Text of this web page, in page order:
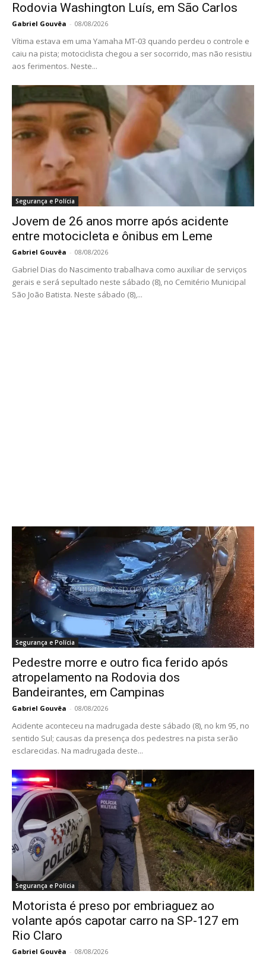
Rodovia Washington Luís, em São Carlos
Gabriel Gouvêa - 08/08/2026
Vítima estava em uma Yamaha MT-03 quando perdeu o controle e
caiu na pista; motociclista chegou a ser socorrido, mas não resistiu
aos ferimentos. Neste...
Segurança e Polícia
Jovem de 26 anos morre após acidente
entre motocicleta e ônibus em Leme
Gabriel Gouvêa - 08/08/2026
Gabriel Dias do Nascimento trabalhava como auxiliar de serviços
gerais e será sepultado neste sábado (8), no Cemitério Municipal
São João Batista. Neste sábado (8),...
Segurança e Polícia
Pedestre morre e outro fica ferido após
atropelamento na Rodovia dos
Bandeirantes, em Campinas
Gabriel Gouvêa - 08/08/2026
Acidente aconteceu na madrugada deste sábado (8), no km 95, no
sentido Sul; causas da presença dos pedestres na pista serão
esclarecidas. Na madrugada deste...
Segurança e Polícia
Motorista é preso por embriaguez ao
volante após capotar carro na SP-127 em
Rio Claro
Gabriel Gouvêa - 08/08/2026